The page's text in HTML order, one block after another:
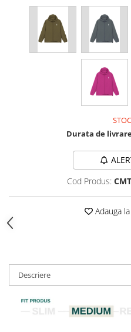
Durata de
Cod Produs:
Adauga
Descriere